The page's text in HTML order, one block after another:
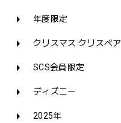
年度限定
クリスマス クリスベア
SCS会員限定
ディズニー
2025年